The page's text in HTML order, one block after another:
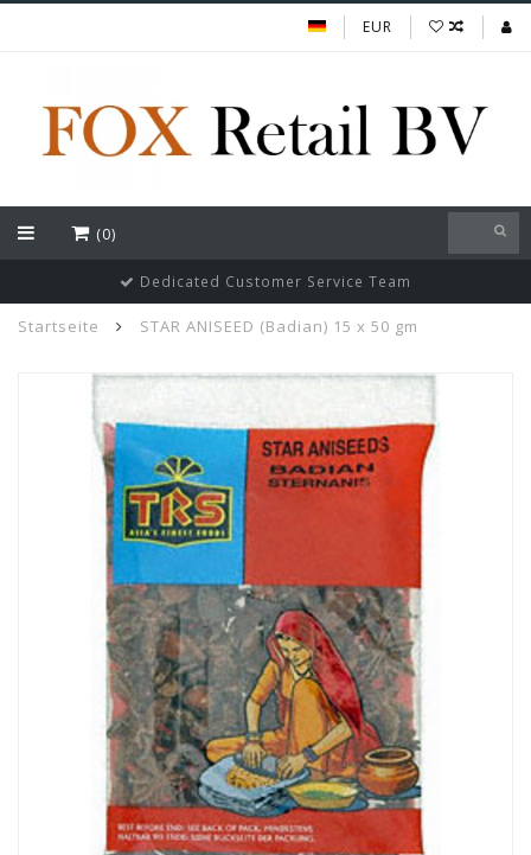
EUR
(0)
Dedicated Customer Service Team
Startseite STAR ANISEED (Badian) 15 x 50 gm